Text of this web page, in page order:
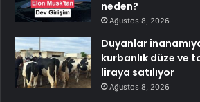
neden?
Ağustos 8, 2026
Duyanlar
kurbanlık düze ve
liraya satılıyor
Ağustos 8, 2026